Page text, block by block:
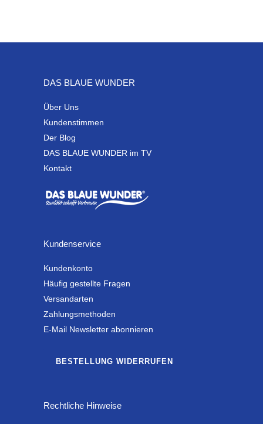
DAS BLAUE WUNDER
Über Uns
Kundenstimmen
Der Blog
DAS BLAUE WUNDER im TV
Kontakt
Kundenservice
Kundenkonto
Häufig gestellte Fragen
Versandarten
Zahlungsmethoden
E-Mail Newsletter abonnieren
BESTELLUNG WIDERRUFEN
Rechtliche Hinweise